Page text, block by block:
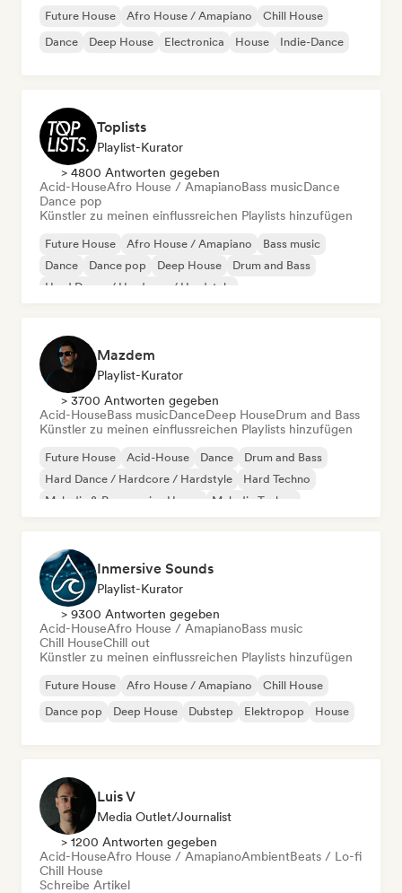
Future House Afro House / Amapiano
Chill House
Dance
Deep House Electronica House Indie-Dance
Toplists
Playlist-Kurator
> 4800 Antworten gegeben
Acid-HouseAfro House / AmapianoBass musicDance
Dance pop
Künstler zu meinen einflussreichen Playlists hinzufügen
Future House Afro House / Amapiano
Bass music
Dance
Dance pop Deep House
Drum and Bass
Hard Dance / Hardcore / Hardstyle
Mazdem
Playlist-Kurator
> 3700 Antworten gegeben
Acid-HouseBass musicDanceDeep HouseDrum and Bass
Künstler zu meinen einflussreichen Playlists hinzufügen
Future House Acid-House Dance
Drum and Bass
Hard Dance / Hardcore / Hardstyle
Hard Techno
Melodic & Progressive House
Melodic Techno
Inmersive Sounds
Playlist-Kurator
> 9300 Antworten gegeben
Acid-HouseAfro House / AmapianoBass music
Chill HouseChill out
Künstler zu meinen einflussreichen Playlists hinzufügen
Future House Afro House / Amapiano
Chill House
Dance pop
Deep House Dubstep Elektropop House
Luis V
Media Outlet/Journalist
> 1200 Antworten gegeben
Acid-HouseAfro House / AmapianoAmbientBeats / Lo-fi
Chill House
Schreibe Artikel